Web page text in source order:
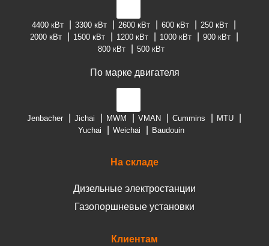
4400 кВт 3300 кВт 2600 кВт 600 кВт
250 кВт
2000 кВт
1500 кВт 1200 кВт 1000 кВт
900 кВт
800 кВт
500 кВт
По марке двигателя
Jenbacher Jichai MWM VMAN Cummins
MTU
Yuchai
Weichai Baudouin
На складе
Дизельные электростанции
Газопоршневые установки
Клиентам